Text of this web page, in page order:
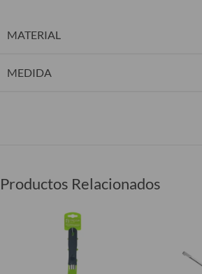
MATERIAL
MEDIDA
Productos Relacionados